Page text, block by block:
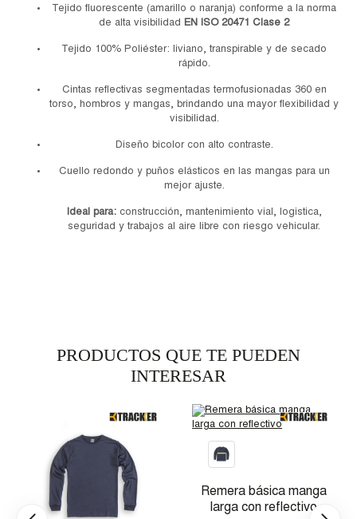
Tejido fluorescente (amarillo o naranja) conforme a la norma
de alta visibilidadEN ISO 20471 Clase 2
Tejido 100% Poliéster: liviano, transpirable y de secado
rápido.
Cintas reflectivas segmentadas termofusionadas 360 en
torso, hombros y mangas, brindando una mayor flexibilidad y
visibilidad.
Diseño bicolor con alto contraste.
Cuello redondo y puños elásticos en las mangas para un
mejor ajuste.
Ideal para: construcción, mantenimiento vial, logistica,
seguridad y trabajos al aire libre con riesgo vehicular.
PRODUCTOS QUE TE PUEDEN
INTERESAR
Remera básica manga
larga con reflectivo